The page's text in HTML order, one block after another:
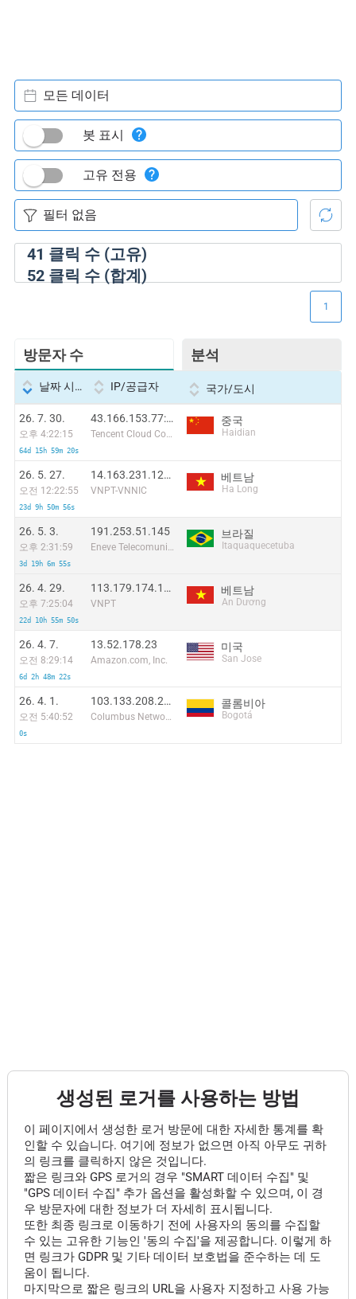
41 클릭 수 (고유)
52클릭 수 (합계)
모든 데이터
봇 표시
고유 전용
방문자 수 분석
1
날짜 시간 IP/공급자 국가/도시
26. 7. 30.
오후 4:22:15
64d 15h 59m 20s
43.166.153.77:54575
Tencent Cloud Computing (Beijing) Co
중국
Haidian
26. 5. 27.
오전 12:22:55
23d 9h 50m 56s
14.163.231.126:49631
VNPT-VNNIC
베트남
Ha Long
26. 5. 3.
오후 2:31:59
3d 19h 6m 55s
191.253.51.145
Eneve Telecomunicacoes Ltda
브라질
Itaquaquecetuba
26. 4. 29.
오후 7:25:04
22d 10h 55m 50s
113.179.174.102
VNPT
베트남
An Dương
26. 4. 7.
오전 8:29:14
6d 2h 48m 22s
13.52.178.23
Amazon.com, Inc.
미국
San Jose
26. 4. 1.
오전 5:40:52
0s
103.133.208.234
Columbus Networks Colombia
콜롬비아
Bogotá
생성된 로거를 사용하는 방법
이 페이지에서 생성한 로거 방문에 대한 자세한 통계를 확
인할 수 있습니다. 여기에 정보가 없으면 아직 아무도 귀하
의 링크를 클릭하지 않은 것입니다.
짧은 링크와 GPS 로거의 경우 "SMART 데이터 수집" 및
"GPS 데이터 수집" 추가 옵션을 활성화할 수 있으며, 이 경
우 방문자에 대한 정보가 더 자세히 표시됩니다.
또한 최종 링크로 이동하기 전에 사용자의 동의를 수집할
수 있는 고유한 기능인 '동의 수집'을 제공합니다. 이렇게 하
면 링크가 GDPR 및 기타 데이터 보호법을 준수하는 데 도
움이 됩니다.
마지막으로 짧은 링크의 URL을 사용자 지정하고 사용 가능